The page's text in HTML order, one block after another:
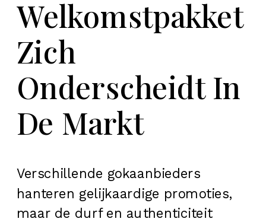
Welkomstpakket
Zich
Onderscheidt In
De Markt
Verschillende gokaanbieders
hanteren gelijkaardige promoties,
maar de durf en authenticiteit